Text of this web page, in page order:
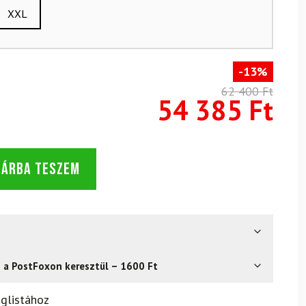
XXL
-13%
62 400 Ft
54 385 Ft
TESZEM
a PostFoxon keresztül – 1600 Ft
gond – a terméket egyszerűen visszaküldheti 14